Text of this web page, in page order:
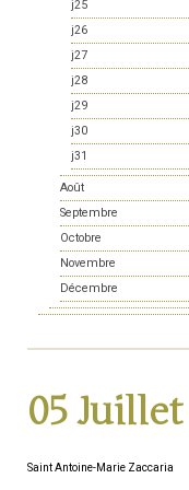
j25
j26
j27
j28
j29
j30
j31
Août
Septembre
Octobre
Novembre
Décembre
05 Juillet
Saint Antoine-Marie Zaccaria